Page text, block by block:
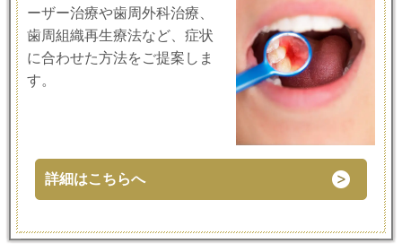
ーザー治療や歯周外科治療、
歯周組織再生療法など、症状
に合わせた方法をご提案しま
す。
詳細はこちらへ